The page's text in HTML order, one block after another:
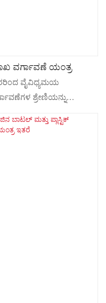
ವರ್ಗಾವಣೆ ಯಂತ್ರ
ವೈವಿಧ್ಯಮಯ
ಶ್ರೇಣಿಯನ್ನು
ವೃತ್ತಿಪರರು ಮತ್ತು
ಉನ್ನತ